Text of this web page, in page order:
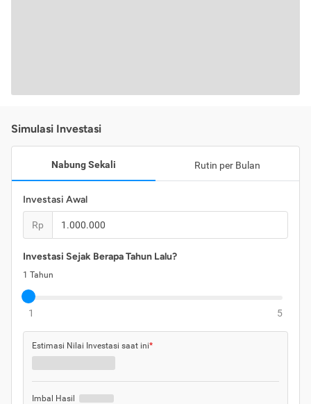
Simulasi Investasi
Nabung Sekali Rutin per Bulan
Investasi Awal
Rp
Investasi Sejak Berapa Tahun Lalu?
1 Tahun
1 5
Estimasi Nilai Investasi saat ini*
Imbal Hasil